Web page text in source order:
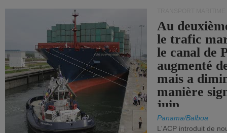
Au
le trafic
le canal de
augmenté
mais a
manière
juin.
Panama/Balboa
L'ACP introduit de